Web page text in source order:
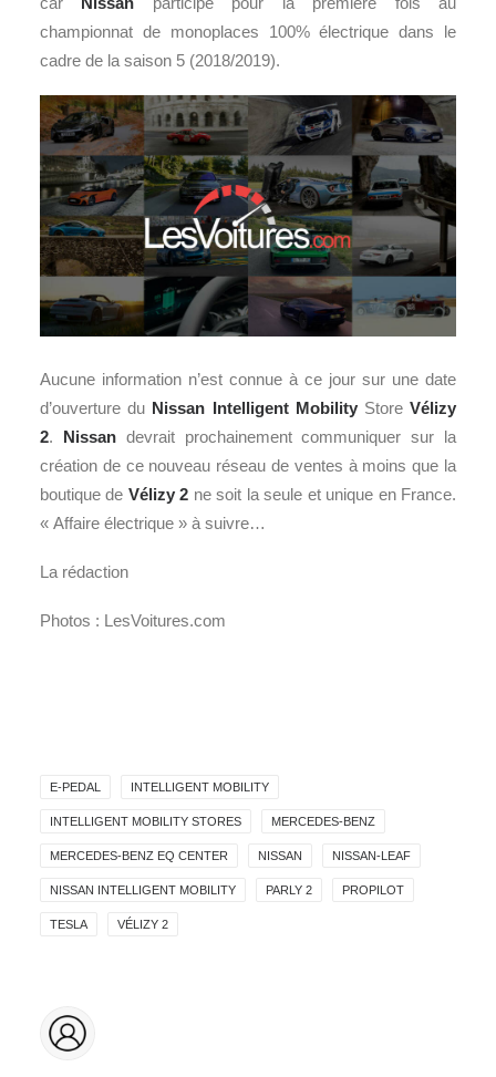
championnat de monoplaces 100% électrique dans le
cadre de la saison 5 (2018/2019).
Aucune information n’est connue à ce jour sur une date
d’ouverture du Nissan Intelligent MobilityStoreVélizy
2. Nissandevrait prochainement communiquer sur la
création de ce nouveau réseau de ventes à moins que la
boutique de Vélizy 2 ne soit la seule et unique en France.
« Affaire électrique » à suivre…
La rédaction
Photos : LesVoitures.com
E-PEDAL INTELLIGENT MOBILITY
INTELLIGENT MOBILITY STORES MERCEDES-BENZ
MERCEDES-BENZ EQ CENTER NISSAN NISSAN-LEAF
NISSAN INTELLIGENT MOBILITY PARLY 2 PROPILOT
TESLA VÉLIZY 2